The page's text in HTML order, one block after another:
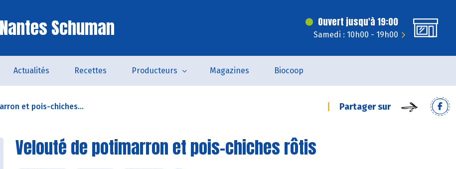
Schuman Ouvert jusqu'à 19:00
Samedi : 10h00 - 19h00
Actualités Recettes Producteurs Magazines Biocoop
et pois-chiches... Partager sur
Velouté de potimarron et pois-chiches rôtis